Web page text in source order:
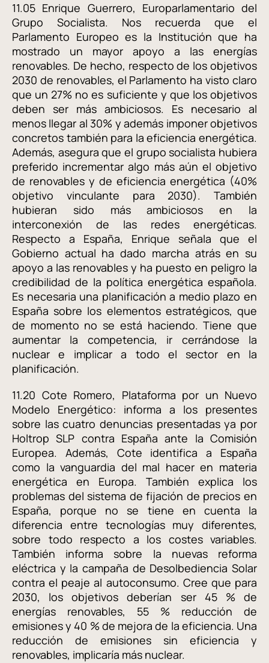
11.05 Enrique Guerrero, Europarlamentario del
Grupo Socialista. Nos recuerda que el
Parlamento Europeo es la Institución que ha
mostrado un mayor apoyo a las energías
renovables. De hecho, respecto de los objetivos
2030 de renovables, el Parlamento ha visto claro
que un 27% no es suficiente y que los objetivos
deben ser más ambiciosos. Es necesario al
menos llegar al 30% y además imponer objetivos
concretos también para la eficiencia energética.
Además, asegura que el grupo socialista hubiera
preferido incrementar algo más aún el objetivo
de renovables y de eficiencia energética (40%
objetivo vinculante para 2030). También
hubieran sido más ambiciosos en la
interconexión de las redes energéticas.
Respecto a España, Enrique señala que el
Gobierno actual ha dado marcha atrás en su
apoyo a las renovables y ha puesto en peligro la
credibilidad de la política energética española.
Es necesaria una planificación a medio plazo en
España sobre los elementos estratégicos, que
de momento no se está haciendo. Tiene que
aumentar la competencia, ir cerrándose la
nuclear e implicar a todo el sector en la
planificación.
11.20 Cote Romero, Plataforma por un Nuevo
Modelo Energético: informa a los presentes
sobre las cuatro denuncias presentadas ya por
Holtrop SLP contra España ante la Comisión
Europea. Además, Cote identifica a España
como la vanguardia del mal hacer en materia
energética en Europa. También explica los
problemas del sistema de fijación de precios en
España, porque no se tiene en cuenta la
diferencia entre tecnologías muy diferentes,
sobre todo respecto a los costes variables.
También informa sobre la nuevas reforma
eléctrica y la campaña de Desolbediencia Solar
contra el peaje al autoconsumo. Cree que para
2030, los objetivos deberían ser 45 % de
energías renovables, 55 % reducción de
emisiones y 40 % de mejora de la eficiencia. Una
reducción de emisiones sin eficiencia y
renovables, implicaría más nuclear.